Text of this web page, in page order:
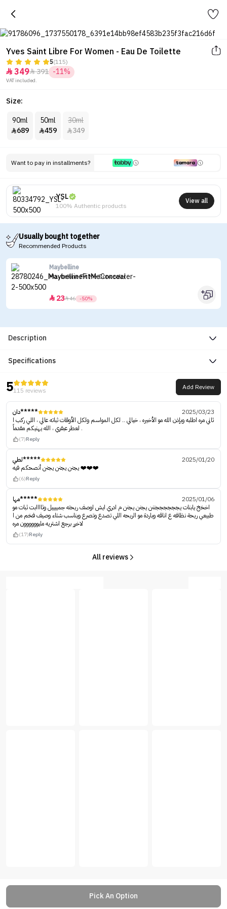
Yves Saint Libre For Women - Eau De Toilette
5(115)
 349391 -11%
VAT included.
Size:
90ml
689
50ml
459
30ml
349
Want to pay in installments?
YSL
100% Authentic products
View all
Usually bought together
Recommended Products
Maybelline
Maybelline Fit Me Concealer
 2346 -50%
Description
Specifications
5115 reviews Add Review
دان*****
2025/03/23
ثاني مره اطلبه وبإذن الله مو الأخيره ، خيالي .. لكل المواسم ولكل الأوقات ثباته عالي ، اللي ركب ا
لعطر عبقري ، الله يهنيكم مقدماً .
(7)Reply
لطي*****
2025/01/20
يجنن يجنن يجنن أنصحكم فيه ❤️❤️❤️
(6)Reply
مها*****
2025/01/06
اخخخ يابنات يججججججننن يجنن يجنن م ادري ايش اوصف ريحته جمييييل وثاااابت ثبات مو
طبيعي ريحة نظافه ع اناقه وباردة مو الريحه اللي تصدع وتصرع ويناسب شتاء وصيف فخم من ا
لاخرر برجع اشتريه مليوووووون مره
(17)Reply
All reviews
Pick An Option